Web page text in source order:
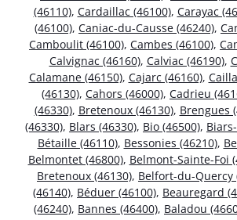
(46110), Cardaillac (46100), Carayac
(46100), Caniac-du-Causse (46240),
Camboulit (46100), Cambes (46100),
Calvignac (46160), Calviac (46190),
Calamane (46150), Cajarc (46160),
(46130), Cahors (46000), Cadrieu
(46330), Bretenoux (46130), Brengues
(46330), Blars (46330), Bio (46500),
Bétaille (46110), Bessonies (46210),
Belmontet (46800), Belmont-Sainte-Foi
Bretenoux (46130), Belfort-du-Quercy
(46140), Béduer (46100), Beauregard
(46240), Bannes (46400), Baladou